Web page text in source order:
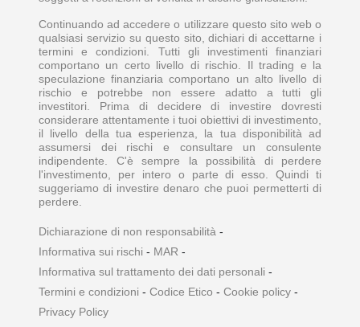
Continuando ad accedere o utilizzare questo sito web o
qualsiasi servizio su questo sito, dichiari di accettarne i
termini e condizioni. Tutti gli investimenti finanziari
comportano un certo livello di rischio. Il trading e la
speculazione finanziaria comportano un alto livello di
rischio e potrebbe non essere adatto a tutti gli
investitori. Prima di decidere di investire dovresti
considerare attentamente i tuoi obiettivi di investimento,
il livello della tua esperienza, la tua disponibilità ad
assumersi dei rischi e consultare un consulente
indipendente. C'è sempre la possibilità di perdere
l'investimento, per intero o parte di esso. Quindi ti
suggeriamo di investire denaro che puoi permetterti di
perdere.
Dichiarazione di non responsabilità -
Informativa sui rischi - MAR -
Informativa sul trattamento dei dati personali -
Termini e condizioni - Codice Etico - Cookie policy -
Privacy Policy